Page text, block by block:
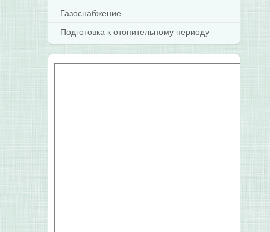
Газоснабжение
Подготовка к отопительному периоду